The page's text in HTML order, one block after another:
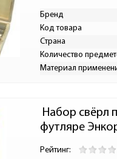
Бренд
Код товара
Страна
Количество
Материал
футляре
Рейтинг: